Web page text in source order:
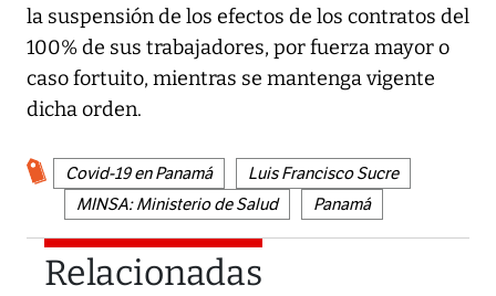
la suspensión de los efectos de los contratos del
100% de sus trabajadores, por fuerza mayor o
caso fortuito, mientras se mantenga vigente
dicha orden.
Covid-19 en Panamá
Luis Francisco Sucre
MINSA: Ministerio de Salud
Panamá
Relacionadas